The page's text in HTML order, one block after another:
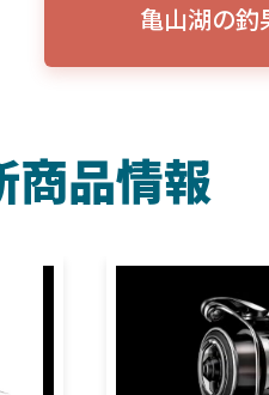
亀山湖の釣
商品情報